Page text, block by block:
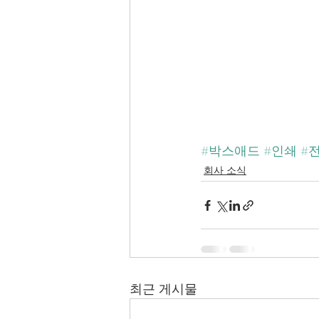
#박스애드 #인쇄 #
회사 소식
최근 게시물